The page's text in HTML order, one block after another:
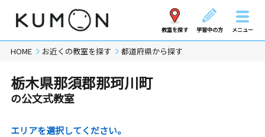
教室を探す 学習中の方 メニュー
HOME お近くの教室を探す 都道府県から探す
栃木県那須郡那珂川町
の公文式教室
エリアを選択してください。